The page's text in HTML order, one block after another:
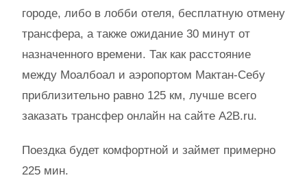
городе, либо в лобби отеля, бесплатную отмену
трансфера, а также ожидание 30 минут от
назначенного времени. Так как расстояние
между Моалбоал и аэропортом Мактан-Себу
приблизительно равно 125 км, лучше всего
заказать трансфер онлайн на сайте A2B.ru.
Поездка будет комфортной и займет примерно
225 мин.